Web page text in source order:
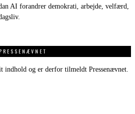
AI forandrer demokrati, arbejde, velfærd,
indhold og er derfor tilmeldt Pressenævnet.